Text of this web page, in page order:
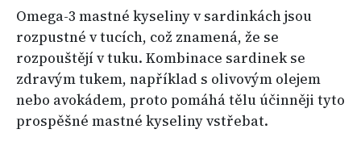
Omega-3 mastné kyseliny v sardinkách jsou
rozpustné v tucích, což znamená, že se
rozpouštějí v tuku. Kombinace sardinek se
zdravým tukem, například s olivovým olejem
nebo avokádem, proto pomáhá tělu účinněji tyto
prospěšné mastné kyseliny vstřebat.